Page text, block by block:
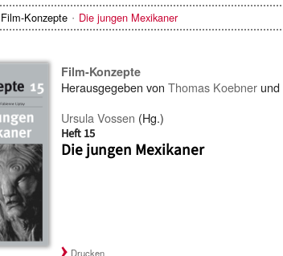
Film-Konzepte Die jungen Mexikaner
Film-Konzepte
Herausgegeben vonThomas Koebner und
Ursula Vossen (Hg.)
Heft 15
Die jungen Mexikaner
Drucken